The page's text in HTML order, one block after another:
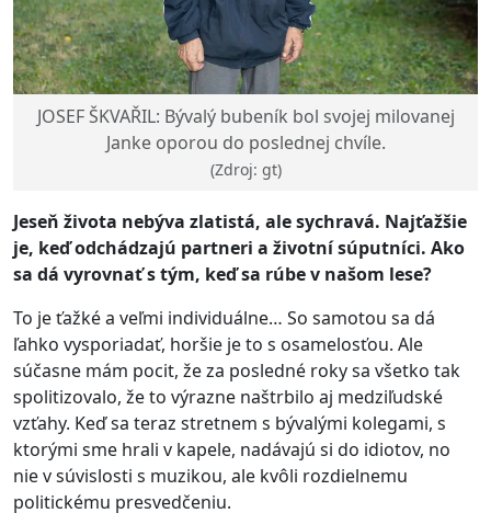
JOSEF ŠKVAŘIL: Bývalý bubeník bol svojej milovanej
Janke oporou do poslednej chvíle.
(Zdroj: gt)
Jeseň života nebýva zlatistá, ale sychravá. Najťažšie
je, keď odchádzajú partneri a životní súputníci. Ako
sa dá vyrovnať s tým, keď sa rúbe v našom lese?
To je ťažké a veľmi individuálne… So samotou sa dá
ľahko vysporiadať, horšie je to s osamelosťou. Ale
súčasne mám pocit, že za posledné roky sa všetko tak
spolitizovalo, že to výrazne naštrbilo aj medziľudské
vzťahy. Keď sa teraz stretnem s bývalými kolegami, s
ktorými sme hrali v kapele, nadávajú si do idiotov, no
nie v súvislosti s muzikou, ale kvôli rozdielnemu
politickému presvedčeniu.